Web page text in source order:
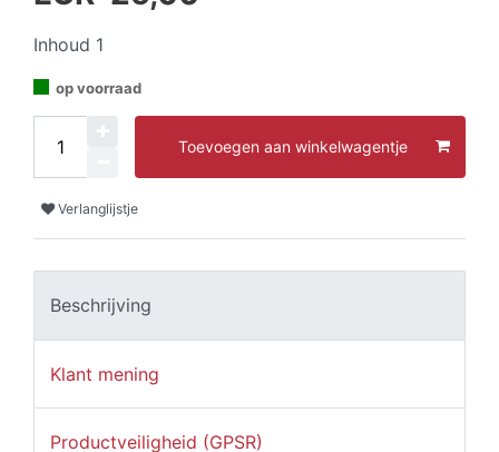
Inhoud 1
op voorraad
Toevoegen aan winkelwagentje
Verlanglijstje
Beschrijving
Klant mening
Productveiligheid (GPSR)